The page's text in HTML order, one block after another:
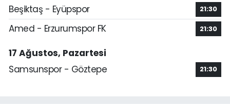
Beşiktaş - Eyüpspor 21:30
Amed - Erzurumspor FK 21:30
17 Ağustos, Pazartesi
Samsunspor - Göztepe
21:30